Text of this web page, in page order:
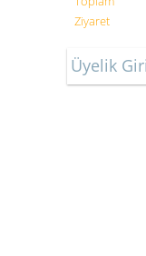
Ziyaret
Üyelik